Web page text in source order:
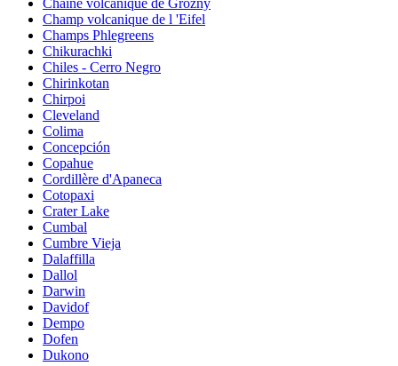
Chaîne volcanique de Grozny
Champ volcanique de l 'Eifel
Champs Phlegreens
Chikurachki
Chiles - Cerro Negro
Chirinkotan
Chirpoi
Cleveland
Colima
Concepción
Copahue
Cordillère d'Apaneca
Cotopaxi
Crater Lake
Cumbal
Cumbre Vieja
Dalaffilla
Dallol
Darwin
Davidof
Dempo
Dofen
Dukono